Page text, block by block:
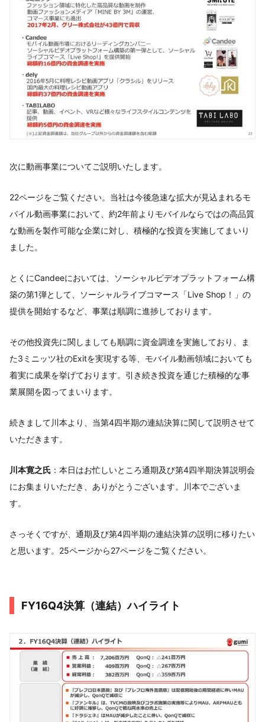
次に動画事業についてご説明いたします。
22ページをご覧ください。当社は今後急速な拡大が見込まれるモ
バイル動画事業において、約2年前よりモバイルならではの高品質
な動画を製作可能な企業に対し、積極的な投資を実施してまいり
ました。
とくにCandeeにおいては、ソーシャルビデオプラットフォーム構
築の第1弾として、ソーシャルライブコマース「Live Shop！」の
提供を開始するなど、事業は順調に進捗しております。
その他投資先に関しましても順調に資金調達を実施しており、ま
た3ミニッツ社のExitを実現する等、モバイル動画領域においても
着実に成果を挙げております。引き続き投資を通じた積極的な事
業展開を図ってまいります。
続きまして川本より、当第4四半期の連結決算に関して説明させて
いただきます。
川本寛之氏 ：本日はお忙しいところ通期及び第4四半期決算説明会
にお集まりいただき、ありがとうございます。川本でございま
す。
さっそくですが、通期及び第4四半期の連結決算の説明に移りたい
と思います。25ページから27ページをご覧ください。
FY16Q4決算（連結）ハイライト